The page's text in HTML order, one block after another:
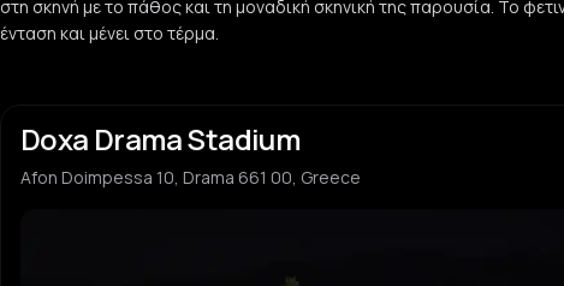
στη σκηνή με το πάθος και τη μοναδική σκηνική της παρουσία. Το
ένταση και μένει στο τέρμα.
Doxa Drama Stadium
Afon Doimpessa 10, Drama 661 00, Greece